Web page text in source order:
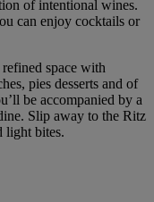
of intentional wines.
can enjoy cocktails or
space with
pies desserts and of
be accompanied by a
Slip away to the Ritz
light bites.